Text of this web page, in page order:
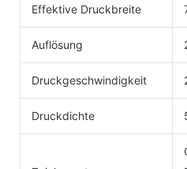
Effektive Druckbreite
Auflösung
Druckgeschwindigkeit
Druckdichte